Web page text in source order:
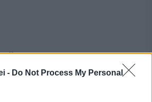
- Do Not Process My Personal
noastre